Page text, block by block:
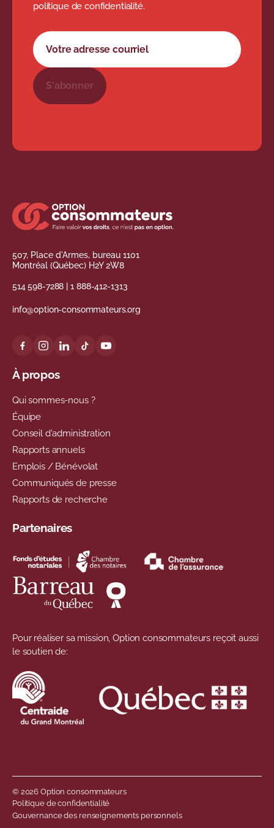
politique de confidentialité.
Formulaire d'abonnement à l'infolettre
Votre adresse courriel
S'abonner
507, Place d'Armes, bureau 1101
Montréal (Québec) H2Y 2W8
514 598-7288 |1 888-412-1313
info@option-consommateurs.org
À propos
Qui sommes-nous ?
Équipe
Conseil d'administration
Rapports annuels
Emplois / Bénévolat
Communiqués de presse
Rapports de recherche
Partenaires
Pour réaliser sa mission, Option consommateurs reçoit aussi
le soutien de:
© 2026 Option consommateurs
Menu de pied de
Politique de confidentialité
Gouvernance des renseignements personnels